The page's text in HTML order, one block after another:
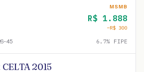
MSMB
R$ 1.888
−R$ 300
45 6.7% FIPE
2015